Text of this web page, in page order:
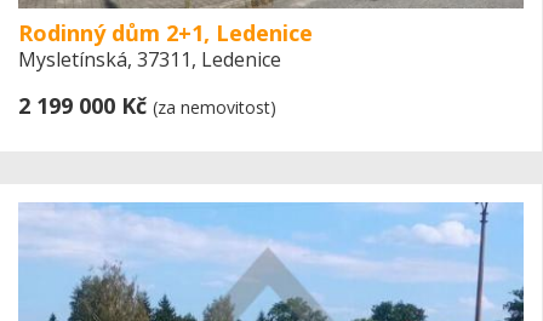
Rodinný dům 2+1, Ledenice
Mysletínská, 37311, Ledenice
2 199 000 Kč (za nemovitost)